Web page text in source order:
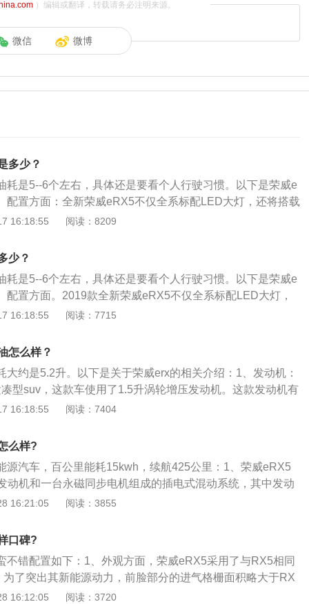
）编辑或翻译，转载请务必注明来源。
微信 微博
多少？
耗是5--6个左右，具体还是要看个人行驶习惯。以下是荣威e
配置方面：全新荣威eRX5不仅全系标配LED大灯，还将搭载
芯”插电式混合动力系统，满足国六排放标准，并实现1.5L\/1
达到了防尘防水民用最高级别IP67防护等级。同时，全新荣
15万公里三电质保”的承诺。
16:18:55 阅读：8209
少？
耗是5--6个左右，具体还是要看个人行驶习惯。以下是荣威e
配置方面。2019款全新荣威eRX5不仅全系标配LED大灯，
“蓝芯+绿芯”插电式混合动力系统，满足国六排放标准，并实
造，并达到了防尘防水民用最高级别IP67防护等级。同
出了“8年或15万公里三电质保”的承诺。
16:18:55 阅读：7715
怎么样？
大约是5.2升。以下是关于荣威erx的相关介绍：1、发动机：
型suv，这款车使用了1.5升涡轮增压发动机。这款发动机有
最大扭矩，这款发动机能在5500转每分钟时输出最大功
金缸盖缸体。2、电池配置：这款车使用了三元锂电池，大
电混动汽车都在使用三元锂电池。三元锂电池的能量密度
池是非常适合家用汽车。
16:18:55 阅读：7404
么样?
源汽车，百公里能耗15kwh，续航425公里：1、荣威eRX5
动机和一台永磁同步电机组成的插电式混动系统，其中发动
力，峰值扭矩为250牛·米；2、综合下来，整套动力系统的
60km，综合最大续航里程为650km。
16:21:05 阅读：3855
口碑?
不错配置如下：1、外观方面，荣威eRX5采用了与RX5相同
为了突出其新能源动力，前脸部分的进气格栅面积略大于RX
有小幅调整；2、由于eRX5为插电混合式动力，所以车身
16:12:05 阅读：3720